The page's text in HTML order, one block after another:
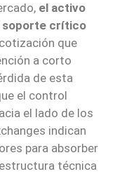
el activo
soporte crítico
que
a corto
de esta
el control
el lado de los
indican
para absorber
técnica